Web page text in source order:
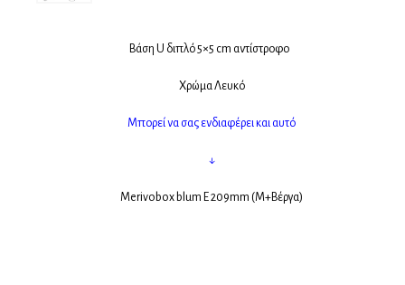
Βάση U διπλό 5×5 cm αντίστροφο
Χρώμα Λευκό
Μπορεί να σας ενδιαφέρει και αυτό
↓
Merivobox blum E 209mm (M+Βέργα)